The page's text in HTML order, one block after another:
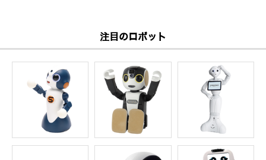
注目のロボット